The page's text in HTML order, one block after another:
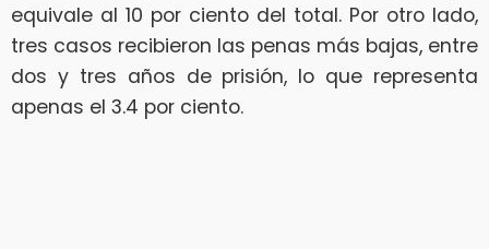
equivale al 10 por ciento del total. Por otro lado,
tres casos recibieron las penas más bajas, entre
dos y tres años de prisión, lo que representa
apenas el 3.4 por ciento.